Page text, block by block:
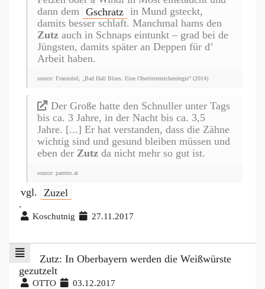
dann dem Gschratz in Mund gsteckt,
damits besser schlaft. Manchmal hams den
Zutz auch in Schnaps eintunkt – grad bei de
Jüngsten, damits später an Deppen für d’
Arbeit haben.
source: Franzobel, „Bad Hall Blues. Eine Oberösterreicherelegie” (2014)
Der Große hatte den Schnuller unter Tags
bis ca. 3 Jahre, in der Nacht bis ca. 3,5
Jahre. [...] Er hat verstanden, dass die Zähne
wichtig sind und gesund bleiben müssen und
eben der Zutz da nicht mehr so gut ist.
source: parents.at
vgl.
Zuzel
.
Koschutnig 27.11.2017
Zutz: In Oberbayern werden die Weißwürste
gezutzelt
OTTO 03.12.2017